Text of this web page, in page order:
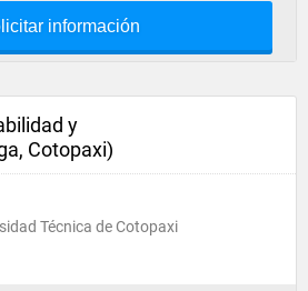
información
y
Cotopaxi)
Técnica de Cotopaxi